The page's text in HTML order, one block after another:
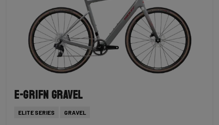
E-Grifn Gravel
ELITE SERIES GRAVEL